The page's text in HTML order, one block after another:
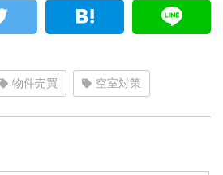
物件売買 空室対策